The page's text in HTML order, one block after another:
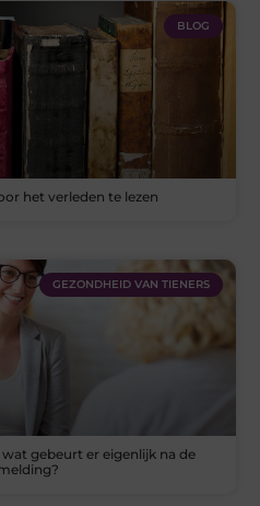
BLOG
het verleden te lezen
GEZONDHEID VAN TIENERS
gebeurt er eigenlijk na de